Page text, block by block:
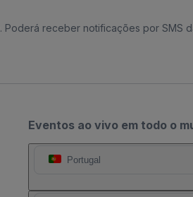
. Poderá receber notificações por SMS
Eventos ao vivo em todo o
Portugal